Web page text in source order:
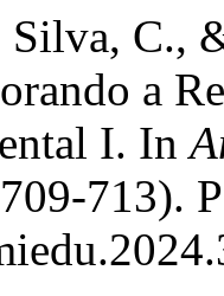
Silva, C.,
a
I. In
713).